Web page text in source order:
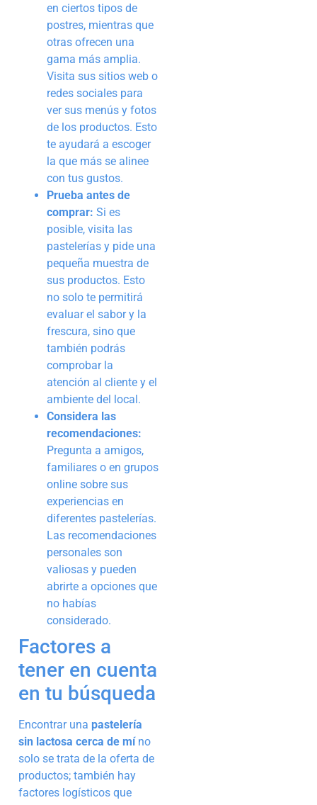
en ciertos tipos de
postres, mientras que
otras ofrecen una
gama más amplia.
Visita sus sitios web o
redes sociales para
ver sus menús y fotos
de los productos. Esto
te ayudará a escoger
la que más se alinee
con tus gustos.
Prueba antes de
comprar: Si es
posible, visita las
pastelerías y pide una
pequeña muestra de
sus productos. Esto
no solo te permitirá
evaluar el sabor y la
frescura, sino que
también podrás
comprobar la
atención al cliente y el
ambiente del local.
Considera las
recomendaciones:
Pregunta a amigos,
familiares o en grupos
online sobre sus
experiencias en
diferentes pastelerías.
Las recomendaciones
personales son
valiosas y pueden
abrirte a opciones que
no habías
considerado.
Factores a
tener en cuenta
en tu búsqueda
Encontrar una pastelería
sin lactosa cerca de míno
solo se trata de la oferta de
productos; también hay
factores logísticos que